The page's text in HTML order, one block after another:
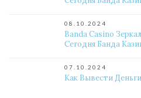
08.10.2024
Banda Casino
Сегодня Банда
07.10.2024
Как Вывести